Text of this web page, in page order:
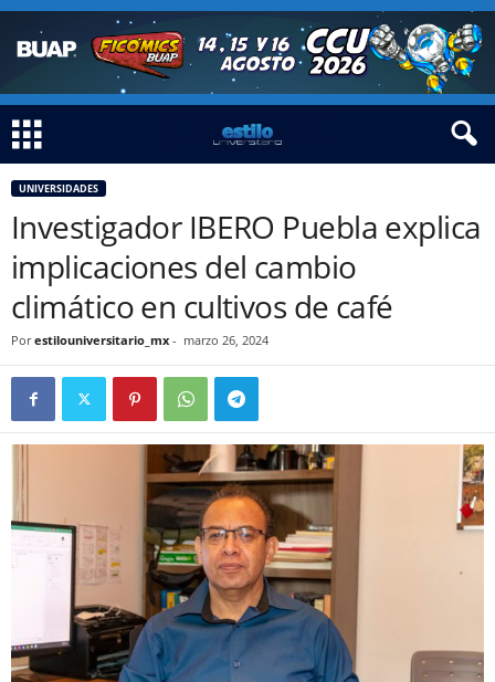
UNIVERSIDADES
Investigador IBERO Puebla explica
implicaciones del cambio
climático en cultivos de café
Por estilouniversitario_mx - marzo 26, 2024